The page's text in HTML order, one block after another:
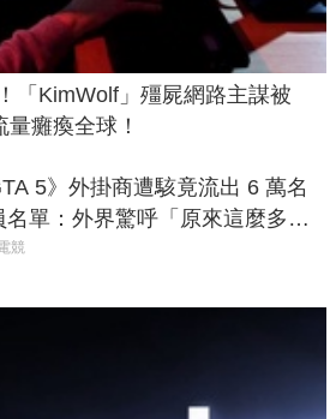
「KimWolf」殭屍網路主謀被
癱瘓全球！
5》外掛商遭駭竟流出 6 萬名
名單：外界驚呼「原來這麼多人
！」
競